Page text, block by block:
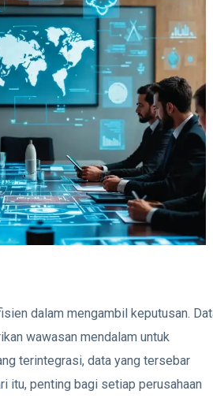
dalam mengambil keputusan.
wawasan mendalam untuk
terintegrasi, data yang tersebar
itu, penting bagi setiap perusahaan